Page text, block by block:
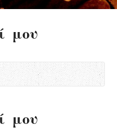
μου
μου